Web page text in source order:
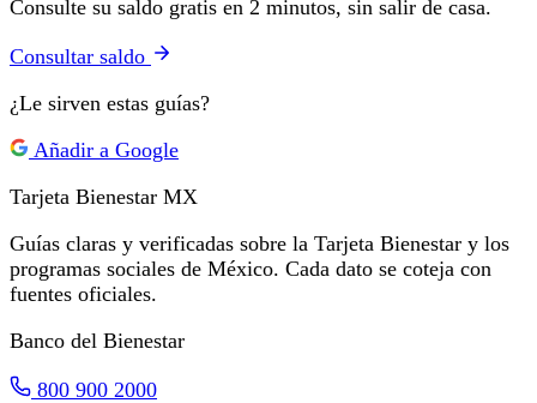
Consulte su saldo gratis en 2 minutos, sin salir de casa.
Consultar saldo
¿Le sirven estas guías?
Añadir a Google
Tarjeta Bienestar MX
Guías claras y verificadas sobre la Tarjeta Bienestar y los
programas sociales de México. Cada dato se coteja con
fuentes oficiales.
Banco del Bienestar
800 900 2000